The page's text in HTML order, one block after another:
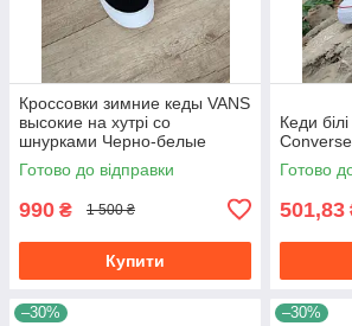
Кроссовки зимние кеды VANS
высокие на хутрі со
шнурками Черно-белые
унисекс унисекс теплые
Готово до відправки
990 ₴ 1 500 ₴
Купити
Кеди
Converse
Готово
501,83
–30% –30%